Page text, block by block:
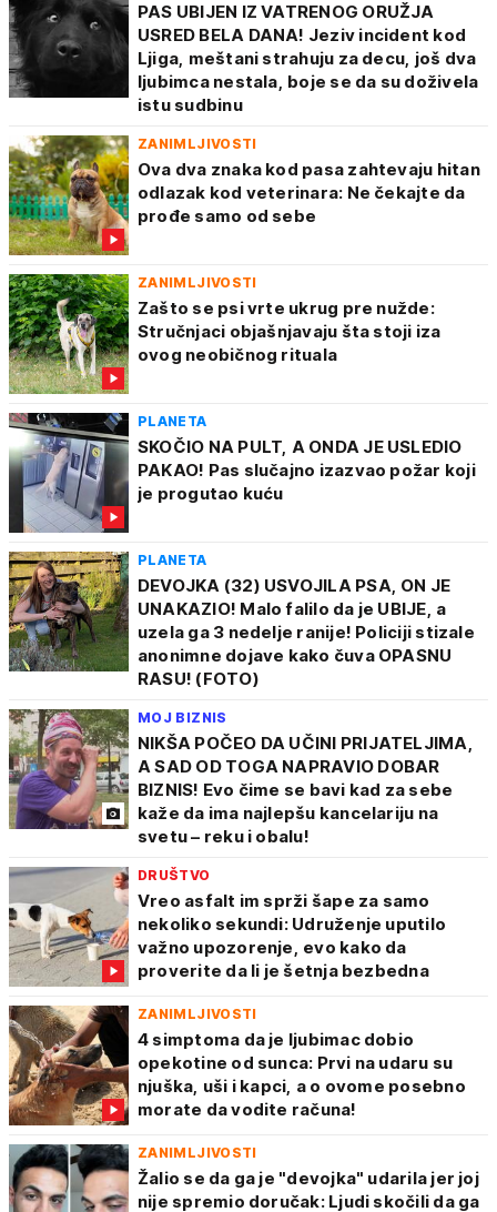
PAS UBIJEN IZ VATRENOG ORUŽJA
USRED BELA DANA! Jeziv incident kod
Ljiga, meštani strahuju za decu, još dva
ljubimca nestala, boje se da su doživela
istu sudbinu
ZANIMLJIVOSTI
Ova dva znaka kod pasa zahtevaju hitan
odlazak kod veterinara: Ne čekajte da
prođe samo od sebe
ZANIMLJIVOSTI
Zašto se psi vrte ukrug pre nužde:
Stručnjaci objašnjavaju šta stoji iza
ovog neobičnog rituala
PLANETA
SKOČIO NA PULT, A ONDA JE USLEDIO
PAKAO! Pas slučajno izazvao požar koji
je progutao kuću
PLANETA
DEVOJKA (32) USVOJILA PSA, ON JE
UNAKAZIO! Malo falilo da je UBIJE, a
uzela ga 3 nedelje ranije! Policiji stizale
anonimne dojave kako čuva OPASNU
RASU! (FOTO)
MOJ BIZNIS
NIKŠA POČEO DA UČINI PRIJATELJIMA,
A SAD OD TOGA NAPRAVIO DOBAR
BIZNIS! Evo čime se bavi kad za sebe
kaže da ima najlepšu kancelariju na
svetu – reku i obalu!
DRUŠTVO
Vreo asfalt im sprži šape za samo
nekoliko sekundi: Udruženje uputilo
važno upozorenje, evo kako da
proverite da li je šetnja bezbedna
ZANIMLJIVOSTI
4 simptoma da je ljubimac dobio
opekotine od sunca: Prvi na udaru su
njuška, uši i kapci, a o ovome posebno
morate da vodite računa!
ZANIMLJIVOSTI
Žalio se da ga je "devojka" udarila jer joj
nije spremio doručak: Ljudi skočili da ga